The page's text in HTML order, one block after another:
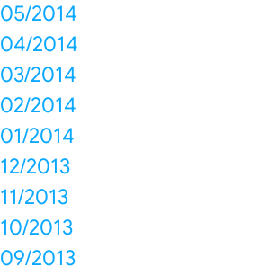
05/2014
04/2014
03/2014
02/2014
01/2014
12/2013
11/2013
10/2013
09/2013